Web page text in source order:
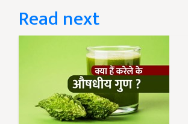
Read next